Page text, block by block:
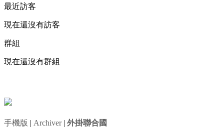
最近訪客
現在還沒有訪客
群組
現在還沒有群組
手機版 | Archiver| 外掛聯合國